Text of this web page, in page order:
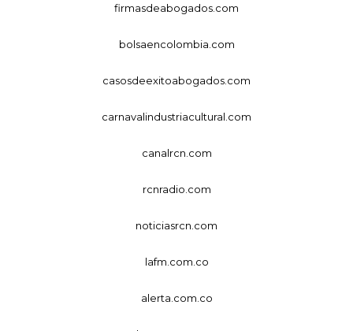
firmasdeabogados.com
bolsaencolombia.com
casosdeexitoabogados.com
carnavalindustriacultural.com
canalrcn.com
rcnradio.com
noticiasrcn.com
lafm.com.co
alerta.com.co